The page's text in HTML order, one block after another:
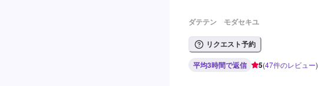
ダテテン モダセキユ
リクエスト予約
平均3時間で返信 5(47件のレビュー)